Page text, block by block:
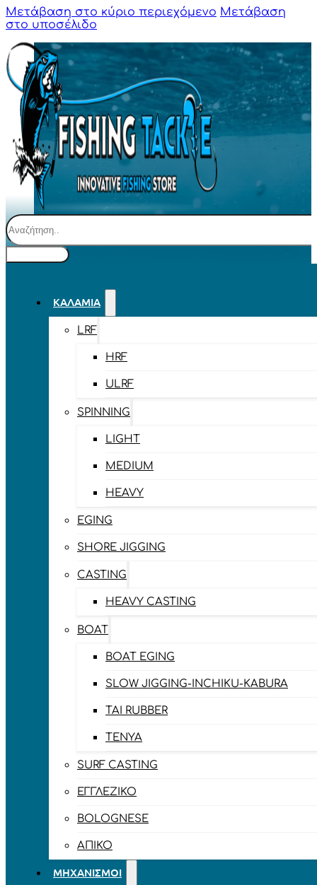
Μετάβαση στο κύριο περιεχόμενο Μετάβαση
στο υποσέλιδο
Αναζήτηση
ΚΑΛΆΜΙΑ
LRF
HRF
ULRF
SPINNING
LIGHT
MEDIUM
HEAVY
EGING
SHORE JIGGING
CASTING
HEAVY CASTING
BOAT
BOAT EGING
SLOW JIGGING-INCHIKU-KABURA
TAI RUBBER
TENYA
SURF CASTING
ΕΓΓΛΈΖΙΚΟ
BOLOGNESE
ΑΠΊΚΟ
ΜΗΧΑΝΙΣΜΟΊ